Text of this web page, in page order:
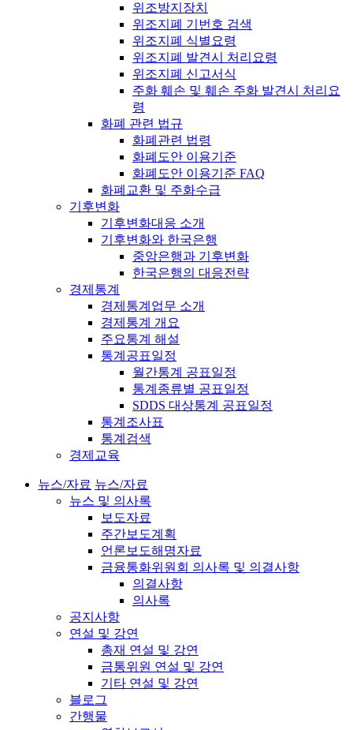
위조방지장치
위조지폐 기번호 검색
위조지폐 식별요령
위조지폐 발견시 처리요령
위조지폐 신고서식
주화 훼손 및 훼손 주화 발견시 처리요
령
화폐 관련 법규
화폐관련 법령
화폐도안 이용기준
화폐도안 이용기준 FAQ
화폐교환 및 주화수급
기후변화
기후변화대응 소개
기후변화와 한국은행
중앙은행과 기후변화
한국은행의 대응전략
경제통계
경제통계업무 소개
경제통계 개요
주요통계 해설
통계공표일정
월간통계 공표일정
통계종류별 공표일정
SDDS 대상통계 공표일정
통계조사표
통계검색
경제교육
뉴스/자료 뉴스/자료
뉴스 및 의사록
보도자료
주간보도계획
언론보도해명자료
금융통화위원회 의사록 및 의결사항
의결사항
의사록
공지사항
연설 및 강연
총재 연설 및 강연
금통위원 연설 및 강연
기타 연설 및 강연
블로그
간행물